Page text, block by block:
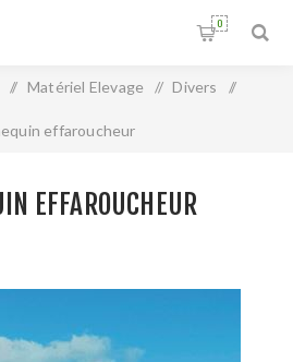
0
/ Matériel Elevage / Divers /
effaroucheur
EFFAROUCHEUR